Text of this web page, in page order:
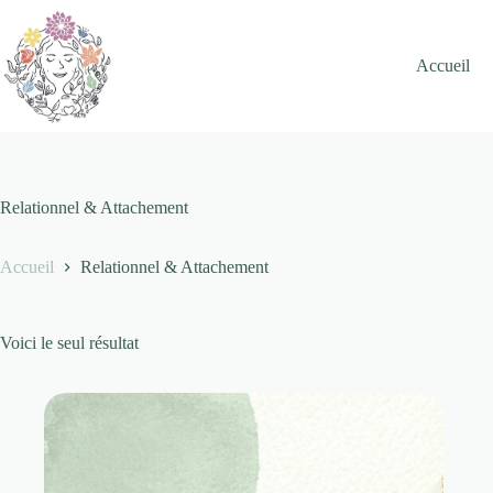
contenu
Accueil
Relationnel & Attachement
Accueil Relationnel & Attachement
Voici le seul résultat